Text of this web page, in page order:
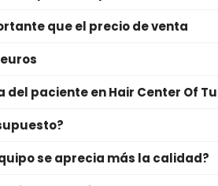
que el precio de venta
paciente en Hair Center Of
se aprecia más la calidad?